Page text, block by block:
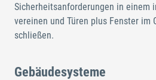
Sicherheitsanforderungen in einem
vereinen und Türen plus Fenster im
schließen.
Gebäudesysteme